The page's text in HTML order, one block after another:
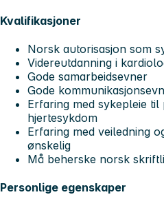
Kvalifikasjoner
Norsk autorisasjon som
Videreutdanning i
Gode samarbeidsevner
Gode
Erfaring med sykepleie til
hjertesykdom
Erfaring med veiledning
ønskelig
Må beherske norsk
Personlige egenskaper